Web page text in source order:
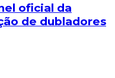
oficial da
de dubladores